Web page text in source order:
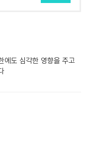
에도 심각한 영향을 주고